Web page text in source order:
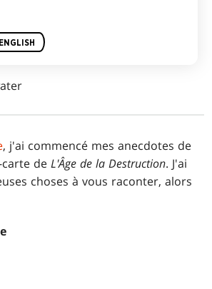
2017
, j'ai commencé mes anecdotes de
carte deL'Âge de la Destruction. J'ai
choses à vous raconter, alors
ENGLISH